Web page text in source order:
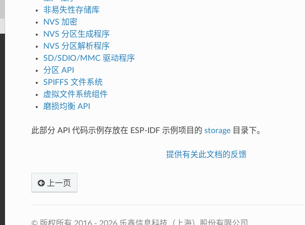
非易失性存储库
NVS 加密
NVS 分区生成程序
NVS 分区解析程序
SD/SDIO/MMC 驱动程序
分区 API
SPIFFS 文件系统
虚拟文件系统组件
磨损均衡 API
此部分 API 代码示例存放在 ESP-IDF 示例项目的 storage目录下。
提供有关此文档的反馈
上一页